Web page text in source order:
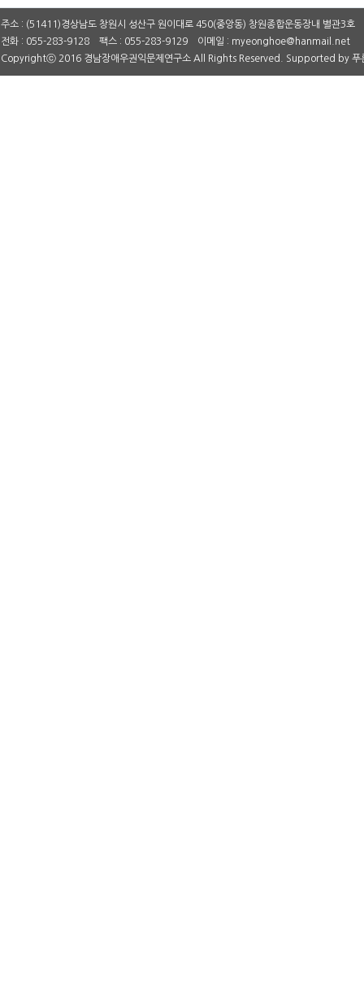
주소 : (51411)경상남도 창원시 성산구 원이대로 450(중앙동) 창원종합운동장내 별관3호
전화 : 055-283-9128 팩스 : 055-283-9129 이메일 : myeonghoe@hanmail.net
Copyrightⓒ 2016 경남장애우권익문제연구소 All Rights Reserved. Supported by 푸